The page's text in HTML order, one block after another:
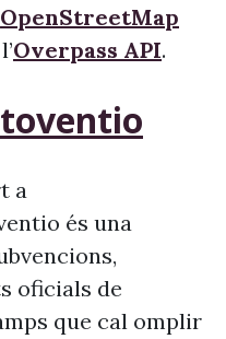
OpenStreetMap
Overpass API.
a
és una
oficials de
que cal omplir